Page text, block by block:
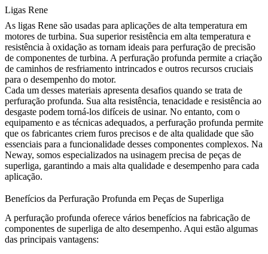
Ligas Rene
As ligas Rene são usadas para aplicações de alta temperatura em
motores de turbina. Sua superior resistência em alta temperatura e
resistência à oxidação as tornam ideais para perfuração de precisão
de componentes de turbina. A perfuração profunda permite a criação
de caminhos de resfriamento intrincados e outros recursos cruciais
para o desempenho do motor.
Cada um desses materiais apresenta desafios quando se trata de
perfuração profunda. Sua alta resistência, tenacidade e resistência ao
desgaste podem torná-los difíceis de usinar. No entanto, com o
equipamento e as técnicas adequados, a perfuração profunda permite
que os fabricantes criem furos precisos e de alta qualidade que são
essenciais para a funcionalidade desses componentes complexos. Na
Neway, somos especializados na usinagem precisa de peças de
superliga, garantindo a mais alta qualidade e desempenho para cada
aplicação.
Benefícios da Perfuração Profunda em Peças de Superliga
A perfuração profunda oferece vários benefícios na fabricação de
componentes de superliga de alto desempenho. Aqui estão algumas
das principais vantagens: